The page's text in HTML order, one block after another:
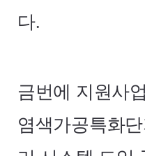
다.
금번에 지원사
염색가공특화